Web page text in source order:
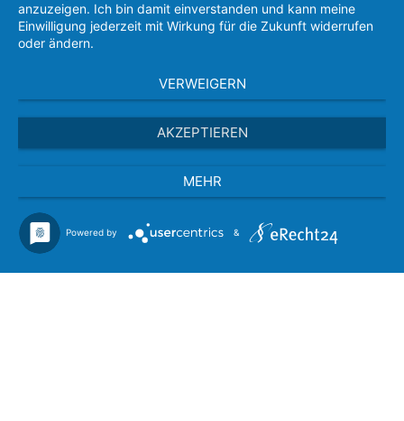
anzuzeigen. Ich bin damit einverstanden und kann meine
Einwilligung jederzeit mit Wirkung für die Zukunft widerrufen
oder ändern.
VERWEIGERN
AKZEPTIEREN
MEHR
Powered by &